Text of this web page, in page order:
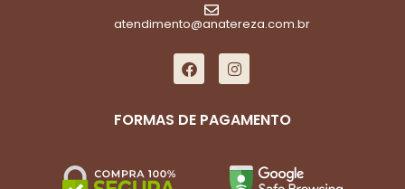
atendimento@anatereza.com.br
FORMAS DE PAGAMENTO